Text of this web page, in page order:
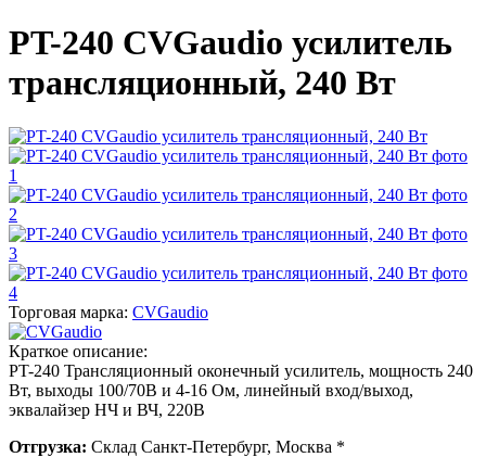
PT-240 CVGaudio усилитель
трансляционный, 240 Вт
Торговая марка: CVGaudio
Краткое описание:
PT-240 Трансляционный оконечный усилитель, мощность 240
Вт, выходы 100/70В и 4-16 Ом, линейный вход/выход,
эквалайзер НЧ и ВЧ, 220В
Отгрузка: Склад Санкт-Петербург, Москва *